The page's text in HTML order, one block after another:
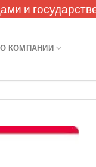
и
О КОМПАНИИ